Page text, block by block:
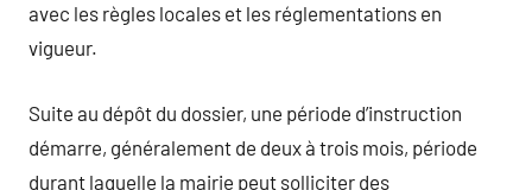
avec les règles locales et les réglementations en
vigueur.
Suite au dépôt du dossier, une période d’instruction
démarre, généralement de deux à trois mois, période
durant laquelle la mairie peut solliciter des